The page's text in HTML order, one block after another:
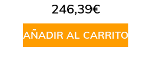
246,39€
AÑADIR AL CARRITO